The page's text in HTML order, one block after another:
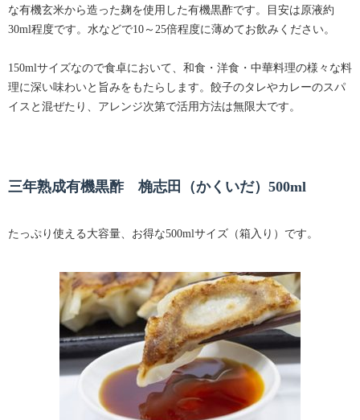
な有機玄米から造った麹を使用した有機黒酢です。目安は原液約
30ml程度です。水などで10～25倍程度に薄めてお飲みください。
150mlサイズなので食卓において、和食・洋食・中華料理の様々な料
理に深い味わいと旨みをもたらします。餃子のタレやカレーのスパ
イスと混ぜたり、アレンジ次第で活用方法は無限大です。
三年熟成有機黒酢 桷志田（かくいだ）500ml
たっぷり使える大容量、お得な500mlサイズ（箱入り）です。